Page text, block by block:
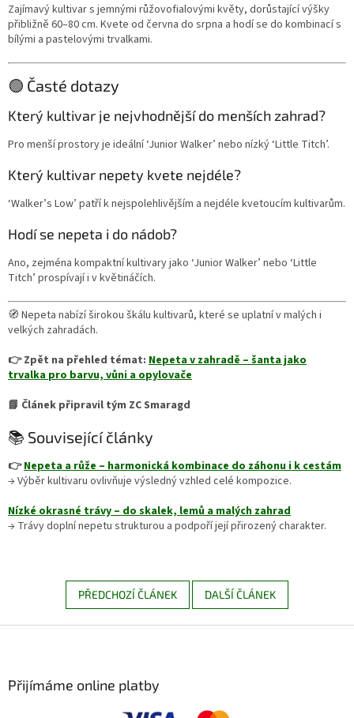
Zajímavý kultivar s jemnými růžovofialovými květy, dorůstající výšky
přibližně 60–80 cm. Kvete od června do srpna a hodí se do kombinací s
bílými a pastelovými trvalkami.
🟢 Časté dotazy
Který kultivar je nejvhodnější do menších zahrad?
Pro menší prostory je ideální ‘Junior Walker’ nebo nízký ‘Little Titch’.
Který kultivar nepety kvete nejdéle?
‘Walker’s Low’ patří k nejspolehlivějším a nejdéle kvetoucím kultivarům.
Hodí se nepeta i do nádob?
Ano, zejména kompaktní kultivary jako ‘Junior Walker’ nebo ‘Little
Titch’ prospívají i v květináčích.
🧭 Nepeta nabízí širokou škálu kultivarů, které se uplatní v malých i
velkých zahradách.
👉 Zpět na přehled témat: Nepeta v zahradě – šanta jako
trvalka pro barvu, vůni a opylovače
📘 Článek připravil tým ZC Smaragd
📚 Související články
👉Nepeta a růže – harmonická kombinace do záhonu i k cestám
→ Výběr kultivaru ovlivňuje výsledný vzhled celé kompozice.
Nízké okrasné trávy – do skalek, lemů a malých zahrad
→ Trávy doplní nepetu strukturou a podpoří její přirozený charakter.
PŘEDCHOZÍ ČLÁNEK DALŠÍ ČLÁNEK
Přijímáme online platby